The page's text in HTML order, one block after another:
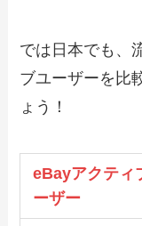
では日本でも、
ブユーザーを比
ょう！
eBayアクティ
ーザー